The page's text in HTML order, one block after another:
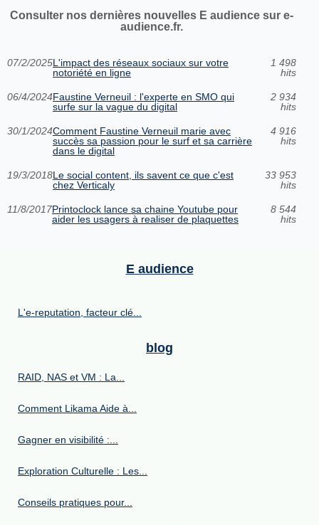
Consulter nos dernières nouvelles E audience sur e-
audience.fr.
07/2/2025L'impact des réseaux sociaux sur votre
notoriété en ligne
1 498
hits
06/4/2024Faustine Verneuil : l'experte en SMO qui
surfe sur la vague du digital
2 934
hits
30/1/2024Comment Faustine Verneuil marie avec
succès sa passion pour le surf et sa carrière
dans le digital
4 916
hits
19/3/2018Le social content, ils savent ce que c'est
chez Verticaly
33 953
hits
11/8/2017Printoclock lance sa chaine Youtube pour
aider les usagers à realiser de plaquettes
8 544
hits
E audience
L'e-reputation, facteur clé...
blog
RAID, NAS et VM : La...
Comment Likama Aide à...
Gagner en visibilité :...
Exploration Culturelle : Les...
Conseils pratiques pour...